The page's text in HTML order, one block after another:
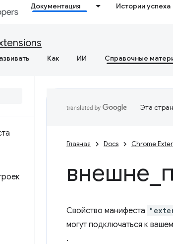
Документация Истории успеха
Как ИИ Справочные
Эта
Главная Docs Chrome
внешне
Свойство манифеста
могут подключаться к
.